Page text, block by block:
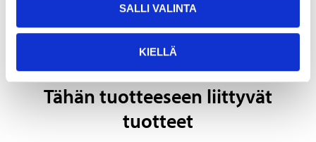
SALLI VALINTA
KIELLÄ
Tähän tuotteeseen liittyvät
tuotteet